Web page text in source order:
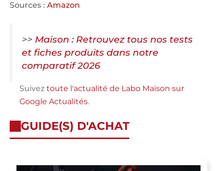
Sources : Amazon
>> Maison : Retrouvez tous nos tests
et fiches produits dans notre
comparatif 2026
Suivez toute l'actualité de Labo Maison sur
Google Actualités.
GUIDE(S) D'ACHAT